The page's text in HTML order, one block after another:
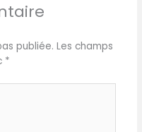
publiée. Les champs
*